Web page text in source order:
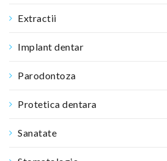
Extractii
Implant dentar
Parodontoza
Protetica dentara
Sanatate